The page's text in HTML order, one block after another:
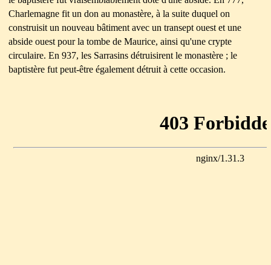
Charlemagne fit un don au monastère, à la suite duquel on
construisit un nouveau bâtiment avec un transept ouest et une
abside ouest pour la tombe de Maurice, ainsi qu'une crypte
circulaire. En 937, les Sarrasins détruisirent le monastère ; le
baptistère fut peut-être également détruit à cette occasion.